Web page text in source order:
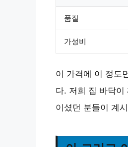
품질
가성비
이 가격에 이 정도
다. 저희 집 바닥이
이셨던 분들이 계